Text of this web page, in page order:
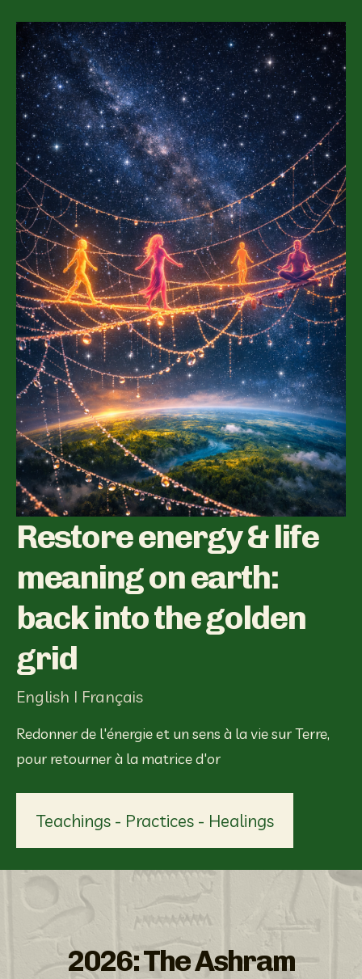
Restore energy & life
meaning on earth:
back into the golden
grid
English I Français
Redonner de l'énergie et un sens à la vie sur Terre,
pour retourner à la matrice d'or
Teachings - Practices - Healings
2026: The Ashram